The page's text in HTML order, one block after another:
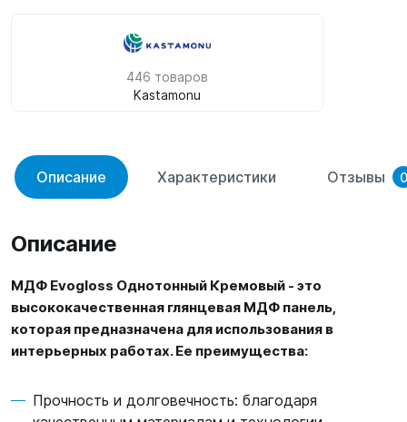
446 товаров
Kastamonu
Описание Характеристики Отзывы 0
Описание
МДФ Evogloss Однотонный Кремовый - это
высококачественная глянцевая МДФ панель,
которая предназначена для использования в
интерьерных работах. Ее преимущества:
Прочность и долговечность: благодаря